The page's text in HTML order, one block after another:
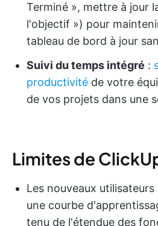
Terminé », mettre à jour
l'objectif ») pour
tableau de bord à jour
Suivi du temps intégré :
productivité de votre
de vos projets dans une
Limites de
Les nouveaux
une courbe
tenu de l'étendue des